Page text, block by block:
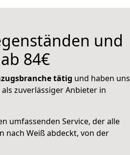
und
84€
tätig und haben uns
zuverlässiger Anbieter in
umfassenden Service, der alle
nach Weiß abdeckt, von der